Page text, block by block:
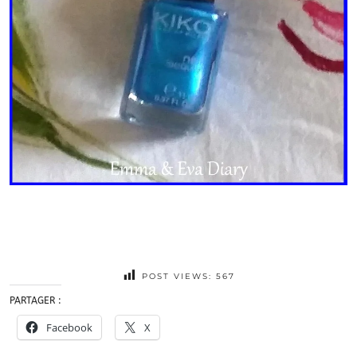
POST VIEWS: 567
PARTAGER :
Facebook X